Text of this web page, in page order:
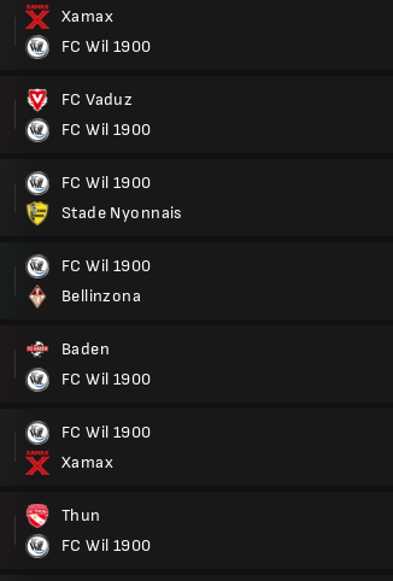
Xamax
FC Wil 1900
FC Vaduz
FC Wil 1900
FC Wil 1900
Stade Nyonnais
FC Wil 1900
Bellinzona
Baden
FC Wil 1900
FC Wil 1900
Xamax
Thun
FC Wil 1900